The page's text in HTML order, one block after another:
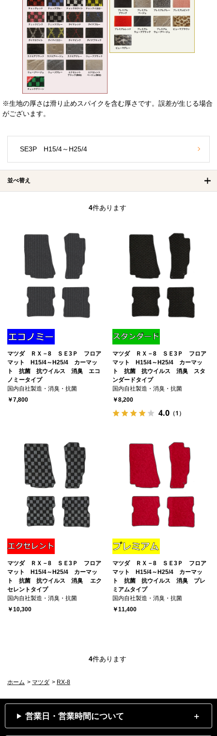
※生地の厚さは滑り止めスパイクを含む厚さです。誤差が生じる場合
がございます。
SE3P H15/4～H25/4
並べ替え
4件あります
マツダ ＲＸ－8 ＳＥ3Ｐ フロア
マット H15/4～H25/4 カーマッ
ト 抗菌 抗ウイルス 消臭 エコ
ノミータイプ
国内自社製造・消臭・抗菌
￥7,800
マツダ ＲＸ－8 ＳＥ3Ｐ フロア
マット H15/4～H25/4 カーマッ
ト 抗菌 抗ウイルス 消臭 スタ
ンダードタイプ
国内自社製造・消臭・抗菌
￥8,200
4.0（1）
マツダ ＲＸ－8 ＳＥ3Ｐ フロア
マット H15/4～H25/4 カーマッ
ト 抗菌 抗ウイルス 消臭 エク
セレントタイプ
国内自社製造・消臭・抗菌
￥10,300
マツダ ＲＸ－8 ＳＥ3Ｐ フロア
マット H15/4～H25/4 カーマッ
ト 抗菌 抗ウイルス 消臭 プレ
ミアムタイプ
国内自社製造・消臭・抗菌
￥11,400
4件あります
ホーム > マツダ > RX-8
営業日・営業時間について